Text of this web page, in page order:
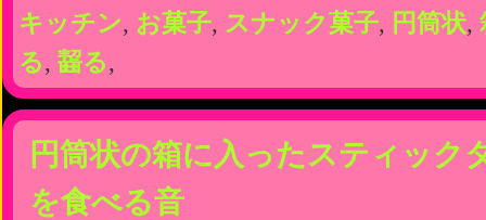
キッチン, お菓子, スナック菓子, 円筒状,
る, 齧る,
円筒状の箱に入ったスティック
を食べる音